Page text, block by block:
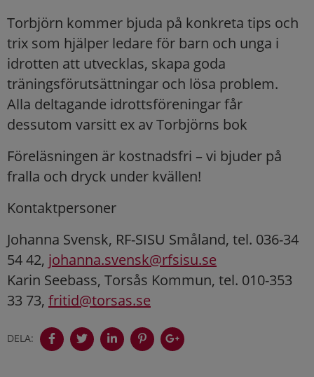
Torbjörn kommer bjuda på konkreta tips och
trix som hjälper ledare för barn och unga i
idrotten att utvecklas, skapa goda
träningsförutsättningar och lösa problem.
Alla deltagande idrottsföreningar får
dessutom varsitt ex av Torbjörns bok
Föreläsningen är kostnadsfri – vi bjuder på
fralla och dryck under kvällen!
Kontaktpersoner
Johanna Svensk, RF-SISU Småland, tel. 036-34
54 42, johanna.svensk@rfsisu.se
Karin Seebass, Torsås Kommun, tel. 010-353
33 73, fritid@torsas.se
DELA: